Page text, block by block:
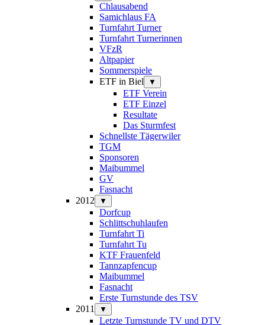
Chlausabend
Samichlaus FA
Turnfahrt Turner
Turnfahrt Turnerinnen
VFzR
Altpapier
Sommerspiele
ETF in Biel
▼
ETF Verein
ETF Einzel
Resultate
Das Sturmfest
Schnellste Tägerwiler
TGM
Sponsoren
Maibummel
GV
Fasnacht
2012
▼
Dorfcup
Schlittschuhlaufen
Turnfahrt Ti
Turnfahrt Tu
KTF Frauenfeld
Tannzapfencup
Maibummel
Fasnacht
Erste Turnstunde des TSV
2011
▼
Letzte Turnstunde TV und DTV